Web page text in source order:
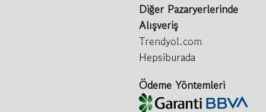
Diğer Pazaryerlerinde
Alışveriş
Trendyol.com
Hepsiburada
Ödeme Yöntemleri